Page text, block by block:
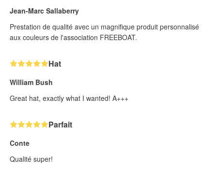
Jean-Marc Sallaberry
Prestation de qualité avec un magnifique produit personnalisé
aux couleurs de l'association FREEBOAT.
Hat
William Bush
Great hat, exactly what I wanted! A+++
Parfait
Conte
Qualité super!